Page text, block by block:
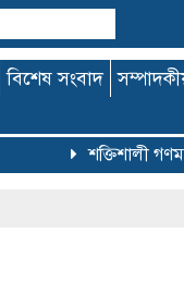
বিশেষ সংবাদ
শক্তিশালী